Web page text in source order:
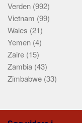
Verden (992)
Vietnam (99)
Wales (21)
Yemen (4)
Zaire (15)
Zambia (43)
Zimbabwe (33)